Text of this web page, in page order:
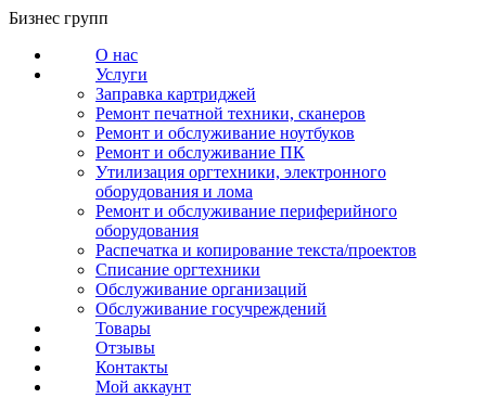
Перейти
содержанию
Бизнес групп
О нас
Услуги
Заправка картриджей
Ремонт печатной техники, сканеров
Ремонт и обслуживание ноутбуков
Ремонт и обслуживание ПК
Утилизация оргтехники, электронного
оборудования и лома
Ремонт и обслуживание периферийного
оборудования
Распечатка и копирование текста/проектов
Списание оргтехники
Обслуживание организаций
Обслуживание госучреждений
Товары
Отзывы
Контакты
Мой аккаунт